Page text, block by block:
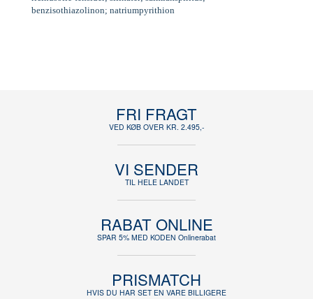
benzisothiazolinon; natriumpyrithion
FRI FRAGT
VED KØB OVER KR. 2.495,-
VI SENDER
TIL HELE LANDET
RABAT ONLINE
SPAR 5% MED KODEN Onlinerabat
PRISMATCH
HVIS DU HAR SET EN VARE BILLIGERE